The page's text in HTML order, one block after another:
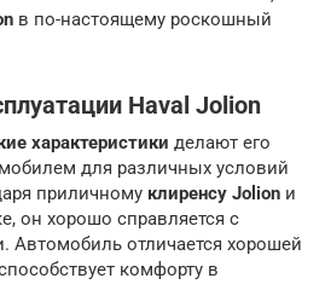
в по-настоящему роскошный
Haval Jolion
характеристики делают его
для различных условий
приличному клиренсу Jolion и
он хорошо справляется с
Автомобиль отличается хорошей
комфорту в